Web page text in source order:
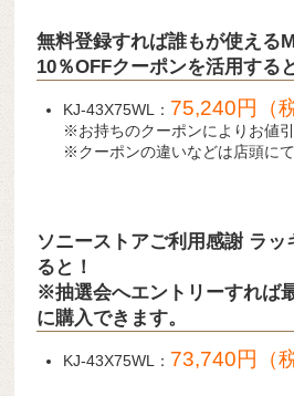
無料登録すれば誰もが使える
10％OFFクーポンを活用する
KJ-43X75WL： 75,240円（
※お持ちのクーポンによりお値引
※クーポンの違いなどは店頭に
ソニーストアご利用感謝 ラ
ると！
※抽選会へエントリーすれば
に購入できます。
KJ-43X75WL： 73,740円（